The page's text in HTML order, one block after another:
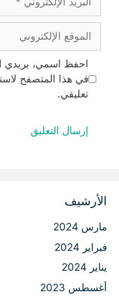
الإلكتروني
الإلكتروني
احفظ اسمي، بريدي
في هذا المتصفح
تعليقي.
الأرشيف
مارس 2024
فبراير 2024
يناير 2024
أغسطس 2023